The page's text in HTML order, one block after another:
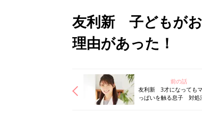
友利新 子どもがお
理由があった！
前の話
友利新 3才になっても
っぱいを触る息子 対処